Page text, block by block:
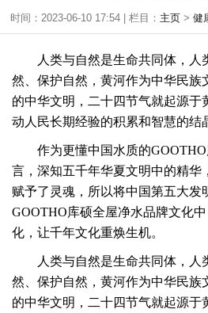
时间：2023-06-10 17:54 | 栏目： 主页 > 健
人类与自然是生命共同体，人
然、保护自然，黄河作为中华民族
的中华文明， 二十四节气就起源于
动人民长期经验的积累和智慧的结
作为更懂中国水质的
言，深知五千年华夏文明中的精华
赋予了灵魂，所以将中国第五大发
GOOTHO库硕全屋净水品牌文化
化，让千年文化重焕生机。
人类与自然是生命共同体，人
然、保护自然，黄河作为中华民族
的中华文明， 二十四节气就起源于